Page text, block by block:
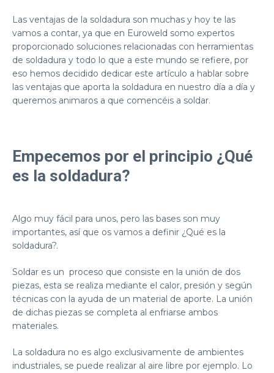
Las ventajas de la soldadura son muchas y hoy te las
vamos a contar, ya que en Euroweld somo expertos
proporcionado soluciones relacionadas con herramientas
de soldadura y todo lo que a este mundo se refiere, por
eso hemos decidido dedicar este artículo a hablar sobre
las ventajas que aporta la soldadura en nuestro día a día y
queremos animaros a que comencéis a soldar.
Empecemos por el principio ¿Qué
es la soldadura?
Algo muy fácil para unos, pero las bases son muy
importantes, así que os vamos a definir ¿Qué es la
soldadura?.
Soldar es un proceso que consiste en la unión de dos
piezas, esta se realiza mediante el calor, presión y según
técnicas con la ayuda de un material de aporte. La unión
de dichas piezas se completa al enfriarse ambos
materiales.
La soldadura no es algo exclusivamente de ambientes
industriales, se puede realizar al aire libre por ejemplo. Lo